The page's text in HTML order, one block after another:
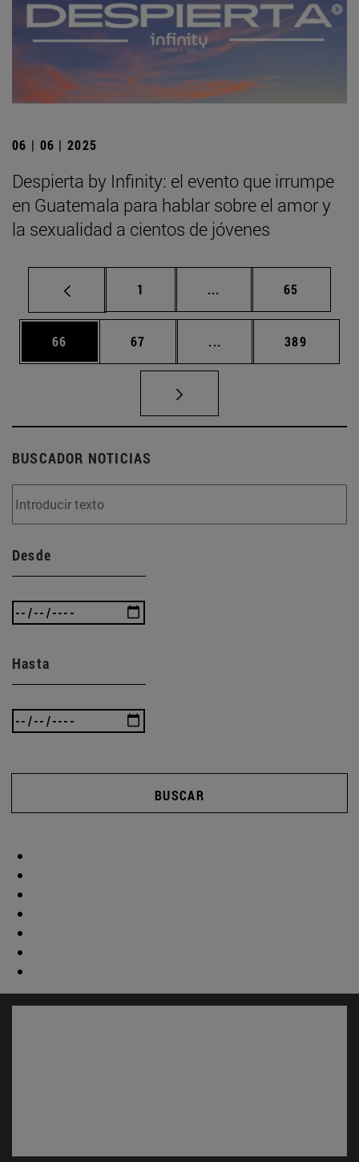
06 | 06 | 2025
Despierta by Infinity: el evento que irrumpe
en Guatemala para hablar sobre el amor y
la sexualidad a cientos de jóvenes
Página
1 ... Páginas intermedias
Página
65
Página
66 Página
67 ... Páginas intermedias
Página
389
BUSCADOR NOTICIAS
Desde
Hasta
BUSCAR